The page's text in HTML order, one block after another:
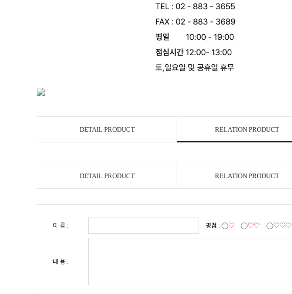
DETAIL PRODUCT RELATION PRODUCT
DETAIL PRODUCT RELATION PRODUCT
이 름 : 평점 : ♡ ♡♡ ♡♡♡
내 용 :